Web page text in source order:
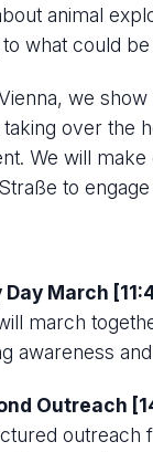
animal
what could
we
over the
We will
to
March
march
awareness
Outreach
outreach